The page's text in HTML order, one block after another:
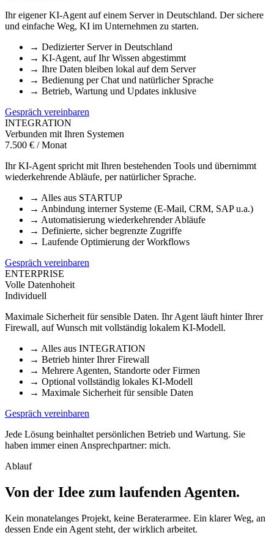
Ihr eigener KI-Agent auf einem Server in Deutschland. Der sichere
und einfache Weg, KI im Unternehmen zu starten.
→ Dedizierter Server in Deutschland
→ KI-Agent, auf Ihr Wissen abgestimmt
→ Ihre Daten bleiben lokal auf dem Server
→ Bedienung per Chat und natürlicher Sprache
→ Betrieb, Wartung und Updates inklusive
Gespräch vereinbaren
INTEGRATION
Verbunden mit Ihren Systemen
7.500 € / Monat
Ihr KI-Agent spricht mit Ihren bestehenden Tools und übernimmt
wiederkehrende Abläufe, per natürlicher Sprache.
→ Alles aus STARTUP
→ Anbindung interner Systeme (E-Mail, CRM, SAP u.a.)
→ Automatisierung wiederkehrender Abläufe
→ Definierte, sicher begrenzte Zugriffe
→ Laufende Optimierung der Workflows
Gespräch vereinbaren
ENTERPRISE
Volle Datenhoheit
Individuell
Maximale Sicherheit für sensible Daten. Ihr Agent läuft hinter Ihrer
Firewall, auf Wunsch mit vollständig lokalem KI-Modell.
→ Alles aus INTEGRATION
→ Betrieb hinter Ihrer Firewall
→ Mehrere Agenten, Standorte oder Firmen
→ Optional vollständig lokales KI-Modell
→ Maximale Sicherheit für sensible Daten
Gespräch vereinbaren
Jede Lösung beinhaltet persönlichen Betrieb und Wartung. Sie
haben immer einen Ansprechpartner: mich.
Ablauf
Von der Idee zum laufenden Agenten.
Kein monatelanges Projekt, keine Beraterarmee. Ein klarer Weg, an
dessen Ende ein Agent steht, der wirklich arbeitet.